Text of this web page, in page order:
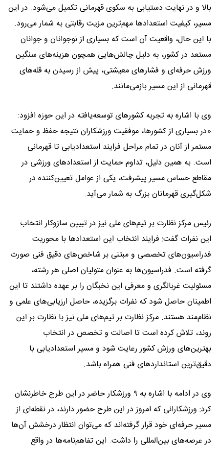
بالا و در نهایت دستیابی به سکوی قهرمانی تکمیل می‌شود. در این
مسیر، کیفیت استعدادها مهم‌ترین مزیت رقابتی به شمار می‌رود.
با این حال، واقعیت آن است که بسیاری از نوجوانان و جوانان
مستعد در کشور، به دلیل چالش‌هایی همچون هزینه‌های سنگین
ورزش حرفه‌ای و فشارهای معیشتی، پیش از رسیدن به قله‌های
قهرمانی از این مسیر بازمی‌مانند.
وی با اشاره به تجربه کشورهای توسعه‌یافته در این حوزه افزود:
«در بسیاری از کشورها، موفقیت ورزشکاران نتیجه حفظ و حمایت
مستمر از آنان در تمام مراحل فرایند استعدادیابی تا قهرمانی
است. به همین دلیل، تداوم حمایت از استعدادهای ورزشی در
مقاطع حساس مسیر پیشرفت، یکی از عوامل تعیین‌کننده در
شکل‌گیری قهرمانان بزرگ به شمار می‌آید.
رئیس مرکز نظارت بر تیم‌های ملی نیز در تبیین سازوکار انتخاب
این نفرات گفت: فرایند انتخاب این استعدادها با محوریت
فدراسیون‌های تخصصی و مبتنی بر شاخص‌های دقیق فنی صورت
گرفته است. فدراسیون‌ها به عنوان متولیان اصلی هر رشته،
مسئولیت غربالگری و معرفی این نخبگان را بر عهده داشتند تا این
اطمینان حاصل شود که نفرات برگزیده، حاصل ارزیابی‌های علمی و
نظام‌مند هستند. مرکز نظارت بر تیم‌های ملی نیز با نظارت بر این
روند، تلاش کرده است تا اصالت و تخصص در انتخاب
بهترین‌های ورزش کشور رعایت شود و مسیر استعدادیابی با
دقیق‌ترین استانداردهای فنی همراه باشد.
وی در ادامه با اشاره به ۹ ورزشکار حاضر در این طرح خاطرنشان
کرد: ورزشکارانی که امروز در این طرح حضور دارند، در نقطه‌ای از
مسیر حرفه‌ای خود قرار گرفته‌اند که می‌توان انتظار درخشش آن‌ها
در عرصه‌های بین‌المللی را داشت. این تفاهم‌نامه‌ها در واقع